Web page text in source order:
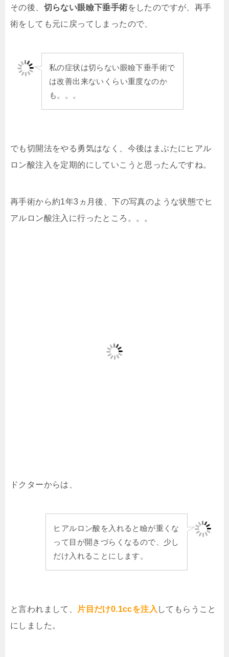
その後、 切らない眼瞼下垂手術をしたのですが、再手
術をしても元に戻ってしまったので、
私の症状は切らない眼瞼下垂手術で
は改善出来ないくらい重度なのか
も。。。
でも切開法をやる勇気はなく、今後はまぶたにヒアル
ロン酸注入を定期的にしていこうと思ったんですね。
再手術から約1年3ヵ月後、下の写真のような状態でヒ
アルロン酸注入に行ったところ。。。
ドクターからは、
ヒアルロン酸を入れると瞼が重くな
って目が開きづらくなるので、少し
だけ入れることにします。
と言われまして、 片目だけ0.1ccを注入 してもらうこと
にしました。